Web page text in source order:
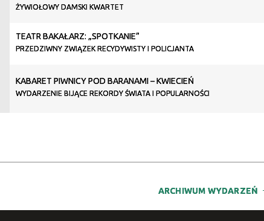
ŻYWIOŁOWY DAMSKI KWARTET
TEATR BAKAŁARZ: „SPOTKANIE”
PRZEDZIWNY ZWIĄZEK RECYDYWISTY I POLICJANTA
KABARET PIWNICY POD BARANAMI – KWIECIEŃ
WYDARZENIE BIJĄCE REKORDY ŚWIATA I POPULARNOŚCI
ARCHIWUM WYDARZEŃ